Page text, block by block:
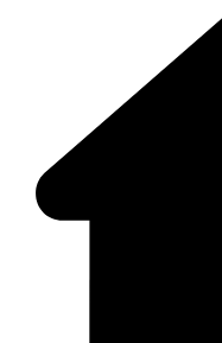
Bronnen en collecties